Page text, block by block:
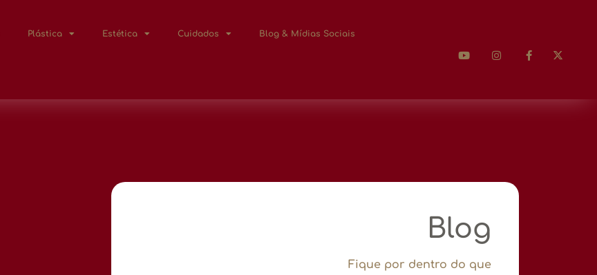
Plástica Estética Cuidados Blog & Mídias Sociais
Blog
Fique por dentro do que